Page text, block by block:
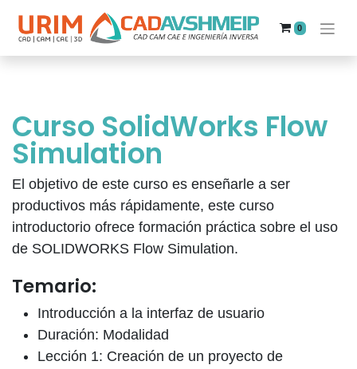
0
Curso SolidWorks Flow
Simulation
El objetivo de este curso es enseñarle a ser
productivos más rápidamente, este curso
introductorio ofrece formación práctica sobre el uso
de SOLIDWORKS Flow Simulation.
Temario:
Introducción a la interfaz de usuario
Duración: Modalidad
Lección 1: Creación de un proyecto de